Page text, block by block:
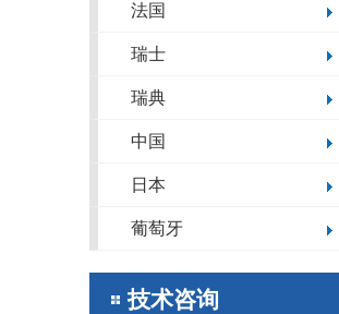
法国
瑞士
瑞典
中国
日本
葡萄牙
技术咨询